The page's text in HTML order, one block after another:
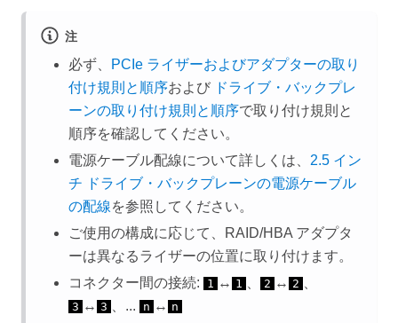
注
必ず、
PCIe ライザーおよびアダプターの取り
付け規則と順序および ドライブ・バックプレ
ーンの取り付け規則と順序で取り付け規則と
順序を確認してください。
電源ケーブル配線について詳しくは、 2.5 イン
チ ドライブ・バックプレーンの電源ケーブル
の配線を参照してください。
ご使用の構成に応じて、RAID/HBA アダプタ
ーは異なるライザーの位置に取り付けます。
コネクター間の接続:
1 ↔ 1 2 ↔ 2
3 ↔ 3 、... n ↔ n